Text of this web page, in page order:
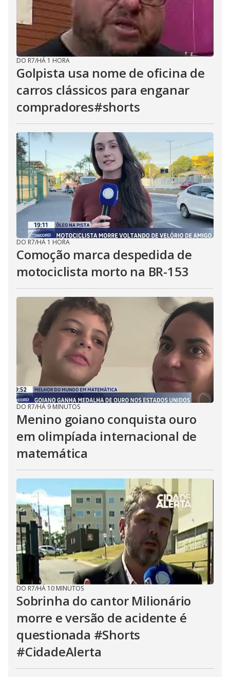
DO R7/HÁ 1 HORA
Golpista usa nome de oficina de
carros clássicos para enganar
compradores#shorts
DO R7/HÁ 1 HORA
Comoção marca despedida de
motociclista morto na BR-153
DO R7/HÁ 9 MINUTOS
Menino goiano conquista ouro
em olimpíada internacional de
matemática
DO R7/HÁ 10 MINUTOS
Sobrinha do cantor Milionário
morre e versão de acidente é
questionada #Shorts
#CidadeAlerta